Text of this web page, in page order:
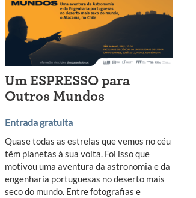
Um ESPRESSO para
Outros Mundos
Entrada gratuita
Quase todas as estrelas que vemos no céu
têm planetas à sua volta. Foi isso que
motivou uma aventura da astronomia e da
engenharia portuguesas no deserto mais
seco do mundo. Entre fotografias e